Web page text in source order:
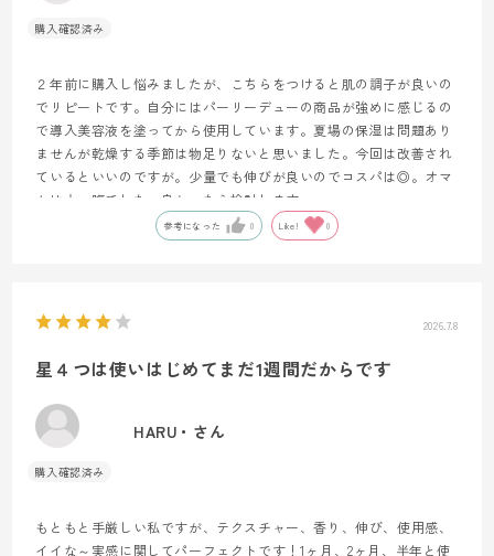
２年前に購入し悩みましたが、こちらをつけると肌の調子が良いの
でリピートです。自分にはパーリーデューの商品が強めに感じるの
で導入美容液を塗ってから使用しています。夏場の保湿は問題あり
ませんが乾燥する季節は物足りないと思いました。今回は改善され
ているといいのですが。少量でも伸びが良いのでコスパは◎。オマ
ケは太っ腹でした。良かったら検討します。
参考になった 0 Like! 0
2026.7.8
星４つは使いはじめてまだ1週間だからです
HARU・さん
もともと手厳しい私ですが、テクスチャー、香り、伸び、使用感、
イイな～実感に関してパーフェクトです！1ヶ月、2ヶ月、半年と使